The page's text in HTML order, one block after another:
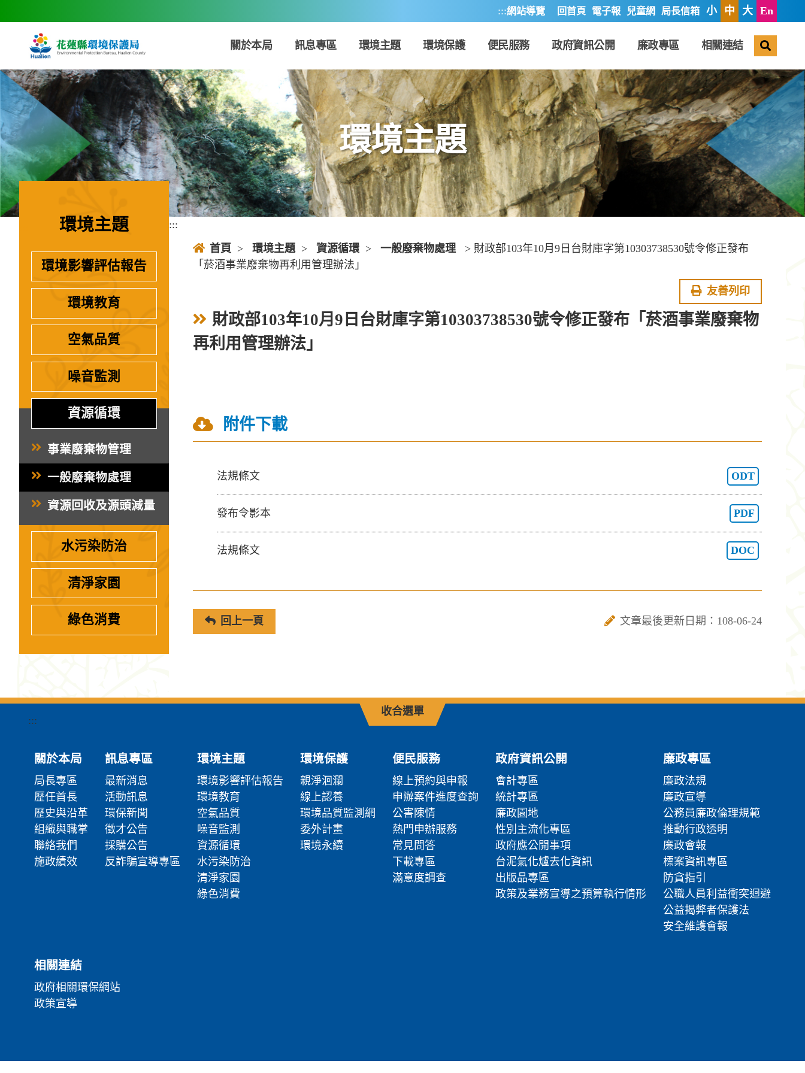
:::網站導覽 回首頁 電子報 兒童網 局長信箱 小 中 大 En
關於本局 訊息專區 環境主題 環境保護 便民服務 政府資訊公開 廉政專區 相關連結
環境主題
環境主題
環境影響評估報告
環境教育
空氣品質
噪音監測
資源循環
事業廢棄物管理
一般廢棄物處理
資源回收及源頭減量
水污染防治
清淨家園
綠色消費
:::
首頁 > 環境主題 > 資源循環 > 一般廢棄物處理
> 財政部103年10月9日台財庫字第10303738530號令修正發布
「菸酒事業廢棄物再利用管理辦法」
友善列印
財政部103年10月9日台財庫字第10303738530號令修正發布「菸酒事業廢棄物
再利用管理辦法」
附件下載
法規條文 ODT
發布令影本 PDF
法規條文 DOC
回上一頁 文章最後更新日期：108-06-24
收合選單
:::
關於本局
局長專區
歷任首長
歷史與沿革
組織與職掌
聯絡我們
施政績效
訊息專區
最新消息
活動訊息
環保新聞
徵才公告
採購公告
反詐騙宣導專區
環境主題
環境影響評估報告
環境教育
空氣品質
噪音監測
資源循環
水污染防治
清淨家園
綠色消費
環境保護
親淨洄瀾
線上認養
環境品質監測網
委外計畫
環境永續
便民服務
線上預約與申報
申辦案件進度查詢
公害陳情
熱門申辦服務
常見問答
下載專區
滿意度調查
政府資訊公開
會計專區
統計專區
廉政園地
性別主流化專區
政府應公開事項
台泥氣化爐去化資訊
出版品專區
政策及業務宣導之預算執行情形
廉政專區
廉政法規
廉政宣導
公務員廉政倫理規範
推動行政透明
廉政會報
標案資訊專區
防貪指引
公職人員利益衝突迴避
公益揭弊者保護法
安全維護會報
相關連結
政府相關環保網站
政策宣導